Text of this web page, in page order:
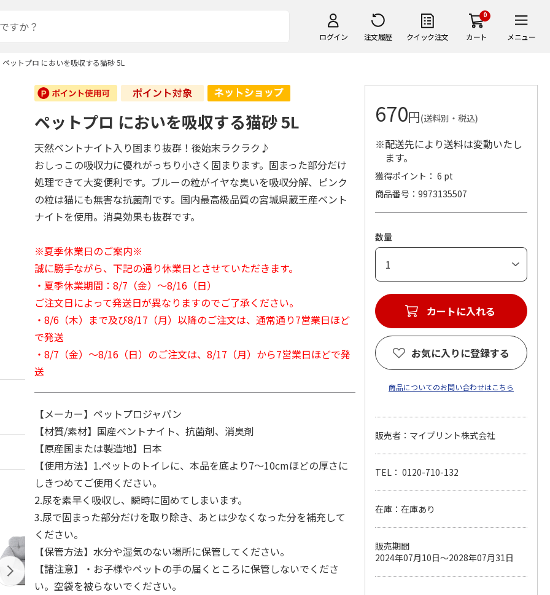
ログイン 注文履歴 クイック注文
0
カート メニュー
ペットプロ においを吸収する猫砂 5L
ペットプロ においを吸収する猫砂 5L
天然ベントナイト入り固まり抜群！後始末ラクラク♪
おしっこの吸収力に優れがっちり小さく固まります。固まった部分だけ
処理できて大変便利です。ブルーの粒がイヤな臭いを吸収分解、ピンク
の粒は猫にも無害な抗菌剤です。国内最高級品質の宮城県蔵王産ベント
ナイトを使用。消臭効果も抜群です。
※夏季休業日のご案内※
誠に勝手ながら、下記の通り休業日とさせていただきます。
・夏季休業期間：8/7（金）～8/16（日）
ご注文日によって発送日が異なりますのでご了承ください。
・8/6（木）まで及び8/17（月）以降のご注文は、通常通り7営業日ほど
で発送
・8/7（金）～8/16（日）のご注文は、8/17（月）から7営業日ほどで発
送
【メーカー】ペットプロジャパン
【材質/素材】国産ベントナイト、抗菌剤、消臭剤
【原産国または製造地】日本
【使用方法】1.ペットのトイレに、本品を底より7～10cmほどの厚さに
しきつめてご使用ください。
2.尿を素早く吸収し、瞬時に固めてしまいます。
3.尿で固まった部分だけを取り除き、あとは少なくなった分を補充して
ください。
【保管方法】水分や湿気のない場所に保管してください。
【諸注意】・お子様やペットの手の届くところに保管しないでくださ
い。空袋を被らないでください。
670円(送料別・税込)
※配送先により送料は変動いたし
ます。
獲得ポイント： 6 pt
商品番号
9973135507
数量
カートに入れる
お気に入りに登録する
商品についてのお問い合わせはこちら
販売者：マイプリント株式会社
TEL： 0120-710-132
在庫：在庫あり
販売期間
2024年07月10日～2028年07月31日